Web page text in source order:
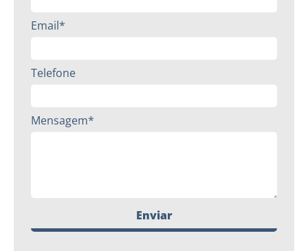
Email*
Telefone
Mensagem*
Enviar